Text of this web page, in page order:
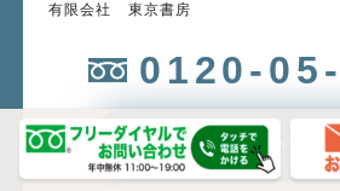
有限会社 東京書房
0120-
メールでのお問い合わ